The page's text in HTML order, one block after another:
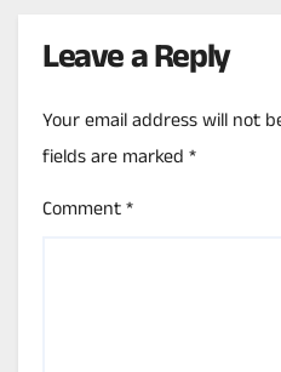
Leave a Reply
Your email address will not
fields are marked*
Comment*